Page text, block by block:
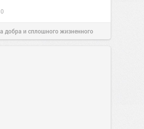
0
добра и сплошного жизненного